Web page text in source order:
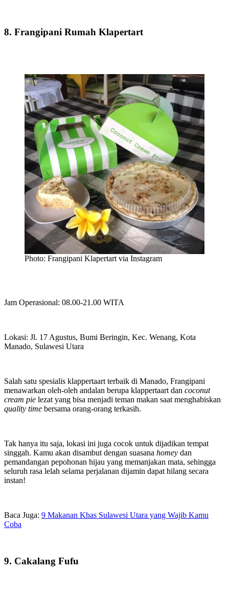
8. Frangipani Rumah Klapertart
Photo: Frangipani Klapertart via Instagram
Jam Operasional: 08.00-21.00 WITA
Lokasi: Jl. 17 Agustus, Bumi Beringin, Kec. Wenang, Kota
Manado, Sulawesi Utara
Salah satu spesialis klappertaart terbaik di Manado, Frangipani
menawarkan oleh-oleh andalan berupa klappertaart dan coconut
cream pie lezat yang bisa menjadi teman makan saat menghabiskan
quality time bersama orang-orang terkasih.
Tak hanya itu saja, lokasi ini juga cocok untuk dijadikan tempat
singgah. Kamu akan disambut dengan suasana homey dan
pemandangan pepohonan hijau yang memanjakan mata, sehingga
seluruh rasa lelah selama perjalanan dijamin dapat hilang secara
instan!
Baca Juga: 9 Makanan Khas Sulawesi Utara yang Wajib Kamu
Coba
9. Cakalang Fufu